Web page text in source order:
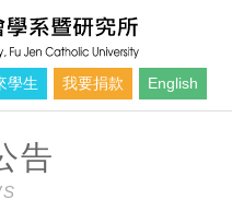
學生 我要捐款 English
告